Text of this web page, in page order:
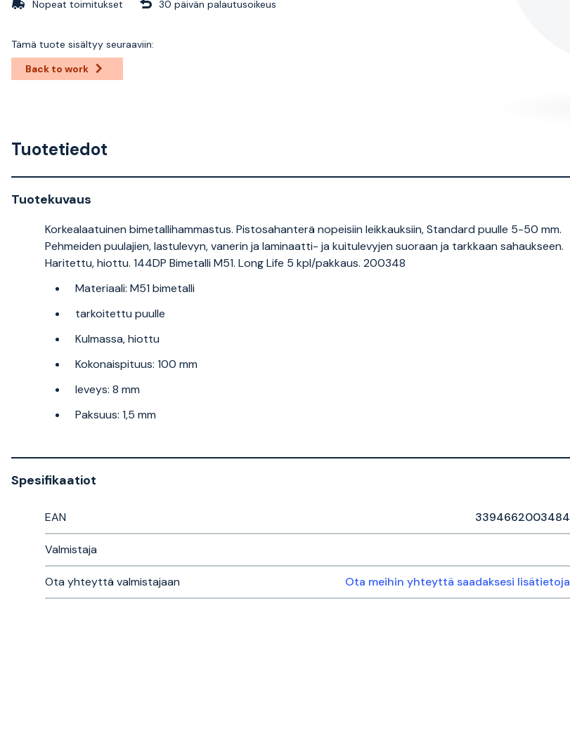
Nopeat toimitukset 30 päivän palautusoikeus
Tämä tuote sisältyy seuraaviin:
Back to work
Tuotetiedot
Tuotekuvaus
Korkealaatuinen bimetallihammastus. Pistosahanterä nopeisiin leikkauksiin, Standard puulle 5-50 mm.
Pehmeiden puulajien, lastulevyn, vanerin ja laminaatti- ja kuitulevyjen suoraan ja tarkkaan sahaukseen.
Haritettu, hiottu. 144DP Bimetalli M51. Long Life 5 kpl/pakkaus. 200348
Materiaali: M51 bimetalli
tarkoitettu puulle
Kulmassa, hiottu
Kokonaispituus: 100 mm
leveys: 8 mm
Paksuus: 1,5 mm
Spesifikaatiot
EAN 3394662003484
Valmistaja
Ota yhteyttä valmistajaan Ota meihin yhteyttä saadaksesi lisätietoja